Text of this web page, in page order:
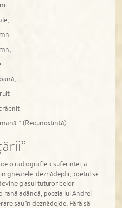
(Recunoștință)
o radiografie a suferinței, a
ghearele deznădejdii, poetul se
glasul tuturor celor
adâncă, poezia lui Andrei
sau în deznădejde. Fără să